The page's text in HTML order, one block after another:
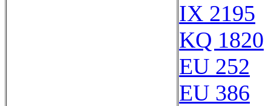
IX 2195
KQ 1820
EU 252
EU 386